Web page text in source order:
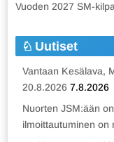
Vuoden 2027 SM-
Uutiset
Vantaan Kesälava,
20.8.2026 7.8.2026
Nuorten JSM:ään
ilmoittautuminen on